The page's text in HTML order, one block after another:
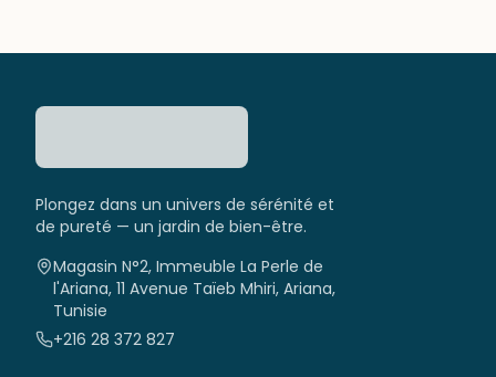
Plongez dans un univers de sérénité et
de pureté — un jardin de bien-être.
Magasin N°2, Immeuble La Perle de
l'Ariana, 11 Avenue Taïeb Mhiri, Ariana,
Tunisie
+216 28 372 827